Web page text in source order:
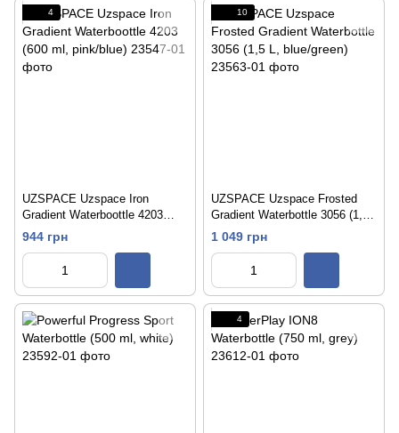
4
UZSPACE Uzspace Iron
Gradient Waterboottle 4203
(600 ml, pink/blue)
944 грн
10
UZSPACE Uzspace Frosted
Gradient Waterbottle 3056 (1,5
L, blue/green)
1 049 грн
4